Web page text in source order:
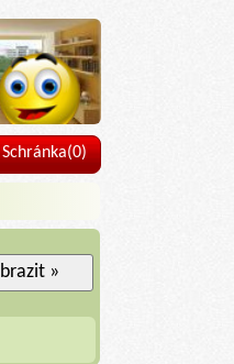
Schránka(0)
»